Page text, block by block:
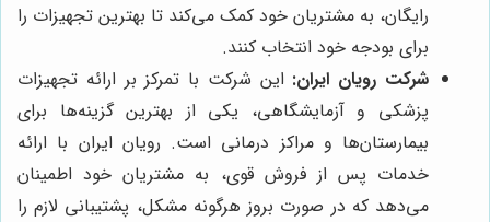
رایگان، به مشتریان خود کمک می‌کند تا بهترین تجهیزات را
برای بودجه خود انتخاب کنند.
شرکت رویان ایران: این شرکت با تمرکز بر ارائه تجهیزات
پزشکی و آزمایشگاهی، یکی از بهترین گزینه‌ها برای
بیمارستان‌ها و مراکز درمانی است. رویان ایران با ارائه
خدمات پس از فروش قوی، به مشتریان خود اطمینان
می‌دهد که در صورت بروز هرگونه مشکل، پشتیبانی لازم را